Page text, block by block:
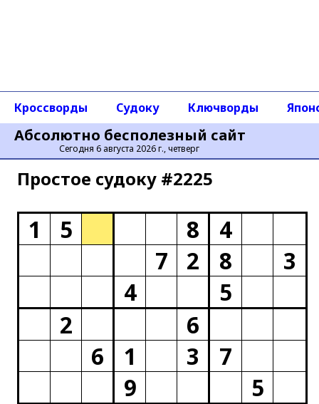
Абсолютно бесполезный сайт
Сегодня 6 августа 2026 г., четверг
Кроссворды Судоку Ключворды
Простое cудоку #2225
1 5 8
4
7
2 8
3
4
5
2
6
6
1 3
7
9
5